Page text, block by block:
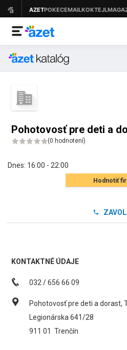
Pohotovosť pre deti a
(0 hodnotení)
Dnes: 16:00 - 22:00
Hodnotiť
KONTAKTNÉ ÚDAJE
032 / 656 66 09
Pohotovosť pre deti a dorast,
Legionárska 641/28
911 01 Trenčín